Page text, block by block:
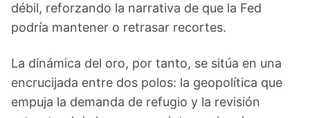
débil, reforzando la narrativa de que la Fed
podría mantener o retrasar recortes.
La dinámica del oro, por tanto, se sitúa en una
encrucijada entre dos polos: la geopolítica que
empuja la demanda de refugio y la revisión